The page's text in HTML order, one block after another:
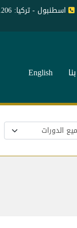
اسطنبول - تركيا: 00905395991206
English